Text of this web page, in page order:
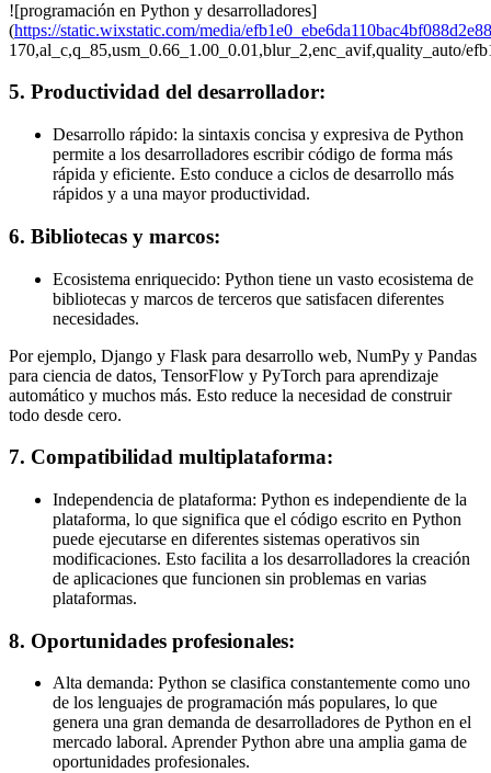
![programación en Python y desarrolladores]
(https://static.wixstatic.com/media/
170,al_c,q_85,usm_0.66_1.00_0.01,blur_2,enc_avif,quality_auto/
5. Productividad del desarrollador:
Desarrollo rápido: la sintaxis concisa y expresiva de Python
permite a los desarrolladores escribir código de forma más
rápida y eficiente. Esto conduce a ciclos de desarrollo más
rápidos y a una mayor productividad.
6. Bibliotecas y marcos:
Ecosistema enriquecido: Python tiene un vasto ecosistema de
bibliotecas y marcos de terceros que satisfacen diferentes
necesidades.
Por ejemplo, Django y Flask para desarrollo web, NumPy y Pandas
para ciencia de datos, TensorFlow y PyTorch para aprendizaje
automático y muchos más. Esto reduce la necesidad de construir
todo desde cero.
7. Compatibilidad multiplataforma:
Independencia de plataforma: Python es independiente de la
plataforma, lo que significa que el código escrito en Python
puede ejecutarse en diferentes sistemas operativos sin
modificaciones. Esto facilita a los desarrolladores la creación
de aplicaciones que funcionen sin problemas en varias
plataformas.
8. Oportunidades profesionales:
Alta demanda: Python se clasifica constantemente como uno
de los lenguajes de programación más populares, lo que
genera una gran demanda de desarrolladores de Python en el
mercado laboral. Aprender Python abre una amplia gama de
oportunidades profesionales.